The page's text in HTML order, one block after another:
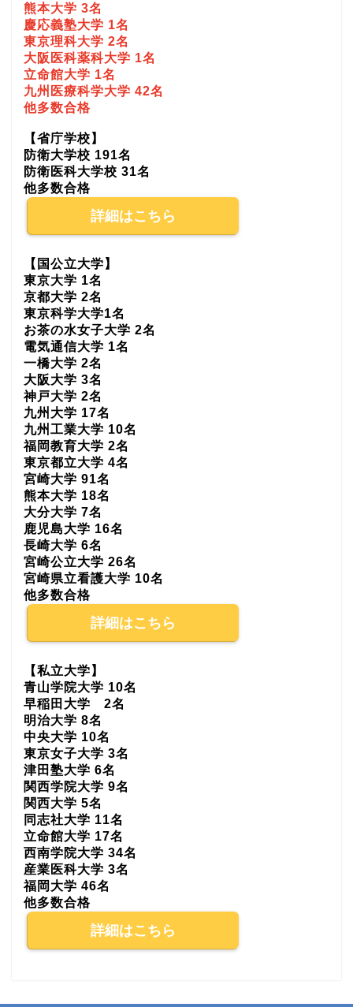
熊本大学 3名
慶応義塾大学 1名
東京理科大学 2名
大阪医科薬科大学 1名
立命館大学 1名
九州医療科学大学 42名
他多数合格
【省庁学校】
防衛大学校 191名
防衛医科大学校 31名
他多数合格
詳細はこちら
【国公立大学】
東京大学 1名
京都大学 2名
東京科学大学1名
お茶の水女子大学 2名
電気通信大学 1名
一橋大学 2名
大阪大学 3名
神戸大学 2名
九州大学 17名
九州工業大学 10名
福岡教育大学 2名
東京都立大学 4名
宮崎大学 91名
熊本大学 18名
大分大学 7名
鹿児島大学 16名
長崎大学 6名
宮崎公立大学 26名
宮崎県立看護大学 10名
他多数合格
詳細はこちら
【私立大学】
青山学院大学 10名
早稲田大学 2名
明治大学 8名
中央大学 10名
東京女子大学 3名
津田塾大学 6名
関西学院大学 9名
関西大学 5名
同志社大学 11名
立命館大学 17名
西南学院大学 34名
産業医科大学 3名
福岡大学 46名
他多数合格
詳細はこちら